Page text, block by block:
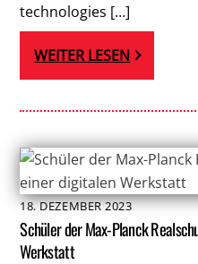
technologies […]
WEITER LESEN
18.DEZEMBER2023
Schüler der Max-Planck
Werkstatt